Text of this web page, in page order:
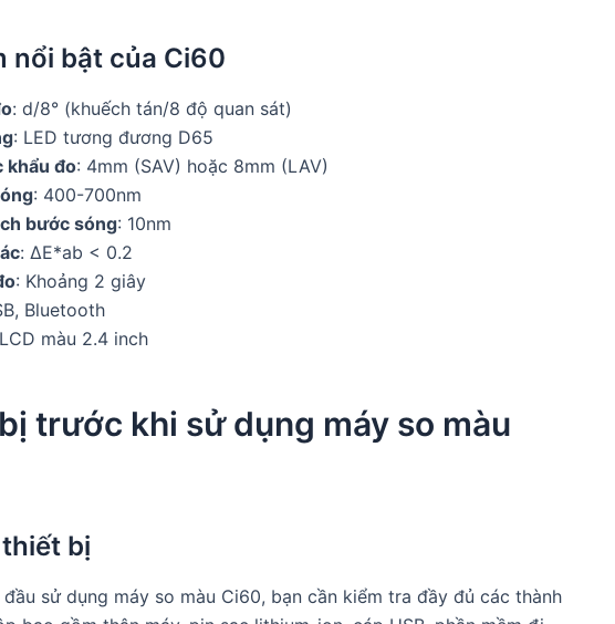
nổi bật của Ci60
: d/8° (khuếch tán/8 độ quan sát)
: LED tương đương D65
khẩu đo: 4mm (SAV) hoặc 8mm (LAV)
: 400-700nm
bước sóng: 10nm
: ΔE*ab < 0.2
: Khoảng 2 giây
Bluetooth
màu 2.4 inch
trước khi sử dụng máy so màu
bị
sử dụng máy so màu Ci60, bạn cần kiểm tra đầy đủ các thành